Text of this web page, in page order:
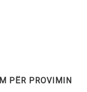
PËR PROVIMIN